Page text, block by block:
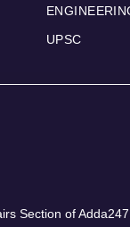
UPSC
Section of